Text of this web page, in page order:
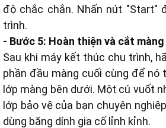
độ chắc chắn. Nhấn nút "Start"
trình.
- Bước 5: Hoàn thiện và cắt màng
Sau khi máy kết thúc chu trình,
phần đầu màng cuối cùng để nó
lớp màng bên dưới. Một cú vuốt
lớp bảo vệ của bạn chuyên
dùng băng dính gia cố lỉnh kỉnh.